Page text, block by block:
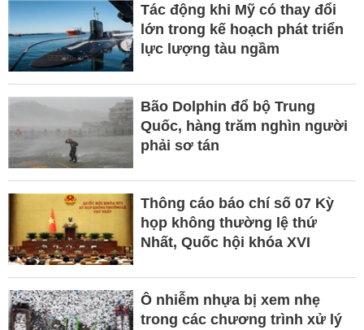
Tác động khi Mỹ có thay đổi
lớn trong kế hoạch phát triển
lực lượng tàu ngầm
Bão Dolphin đổ bộ Trung
Quốc, hàng trăm nghìn người
phải sơ tán
Thông cáo báo chí số 07 Kỳ
họp không thường lệ thứ
Nhất, Quốc hội khóa XVI
Ô nhiễm nhựa bị xem nhẹ
trong các chương trình xử lý